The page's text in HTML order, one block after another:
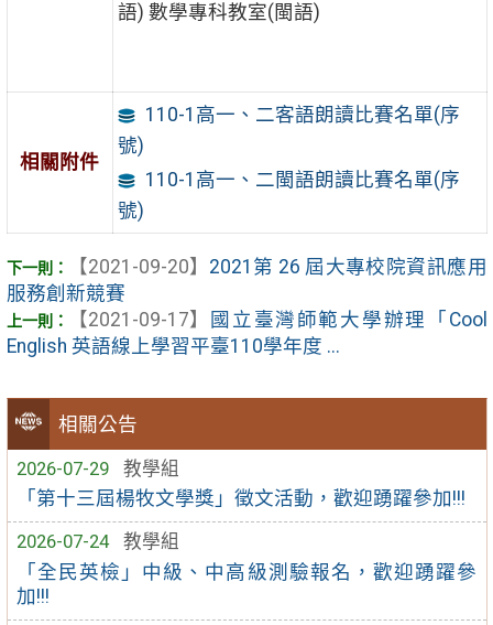
相關公告
2026-07-29
教學組
「第十三屆楊牧文學獎」徵文活動，歡迎踴躍參加!!!
2026-07-24
教學組
「全民英檢」中級、中高級測驗報名，歡迎踴躍參
加!!!
語) 數學專科教室(閩語)
相關附件
110-1高一、二客語朗讀比賽名單(序
號)
110-1高一、二閩語朗讀比賽名單(序
號)
【2021-09-20】 2021第 26 屆大專校院資訊應用
服務創新競賽
【2021-09-17】
國立臺灣師範大學辦理「Cool
English 英語線上學習平臺110學年度 ...